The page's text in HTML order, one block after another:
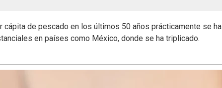
cápita de pescado en los últimos 50 años prácticamente se ha
en países como México, donde se ha triplicado.